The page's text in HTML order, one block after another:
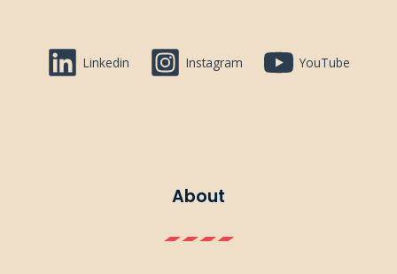
Linkedin Instagram YouTube
About